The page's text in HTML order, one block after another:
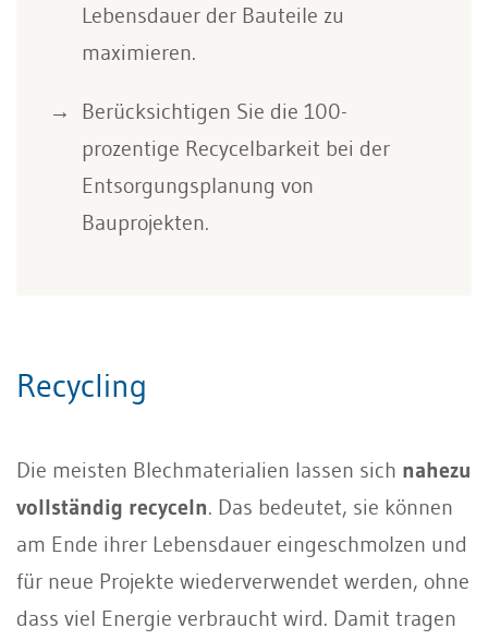
Lebensdauer der Bauteile zu
maximieren.
Berücksichtigen Sie die 100-
prozentige Recycelbarkeit bei der
Entsorgungsplanung von
Bauprojekten.
Recycling
Die meisten Blechmaterialien lassen sich nahezu
vollständig recyceln. Das bedeutet, sie können
am Ende ihrer Lebensdauer eingeschmolzen und
für neue Projekte wiederverwendet werden, ohne
dass viel Energie verbraucht wird. Damit tragen